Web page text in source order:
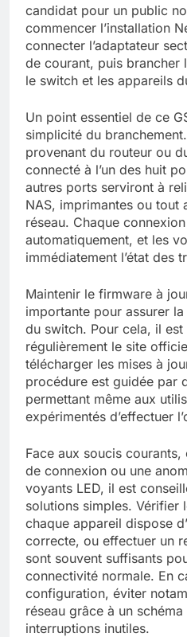
candidat pour un public
commencer l’installation
connecter l’adaptateur
de courant, puis brancher
le switch et les appareils
Un point essentiel de ce
simplicité du
provenant du routeur ou
connecté à l’un des huit
autres ports serviront à
NAS, imprimantes ou tout
réseau. Chaque
automatiquement, et les
immédiatement l’état des
Maintenir le firmware à
importante pour assurer
du switch. Pour cela, il
régulièrement le site
télécharger les mises à
procédure est guidée par
permettant même aux
expérimentés d’effectuer
Face aux soucis
de connexion ou une
voyants LED, il est
solutions simples. Vérifier
chaque appareil dispose
correcte, ou effectuer un
sont souvent suffisants
connectivité normale. En
configuration, éviter
réseau grâce à un
interruptions inutiles.